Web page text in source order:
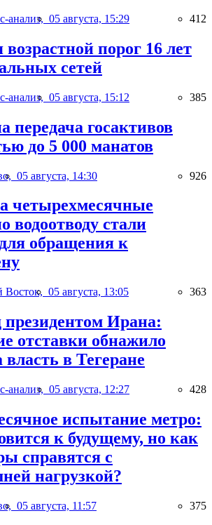
анализ, 05 августа, 15:29 412
возрастной порог 16 лет
сетей
анализ, 05 августа, 15:12 385
передача госактивов
до 5 000 манатов
05 августа, 14:30 926
четырехмесячные
водоотводу стали
обращения к
Восток, 05 августа, 13:05 363
президентом Ирана:
отставки обнажило
власть в Тегеране
анализ, 05 августа, 12:27 428
испытание метро:
к будущему, но как
справятся с
нагрузкой?
05 августа, 11:57 375